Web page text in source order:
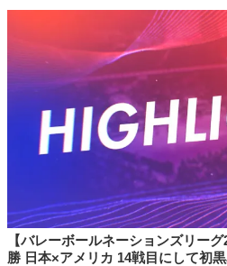
【バレーボールネーションズリー
勝 日本×アメリカ 14戦目にして初